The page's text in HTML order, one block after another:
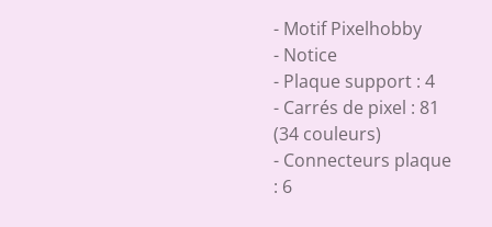
- Motif Pixelhobby
- Notice
- Plaque support : 4
- Carrés de pixel : 81
(34 couleurs)
- Connecteurs plaque
: 6